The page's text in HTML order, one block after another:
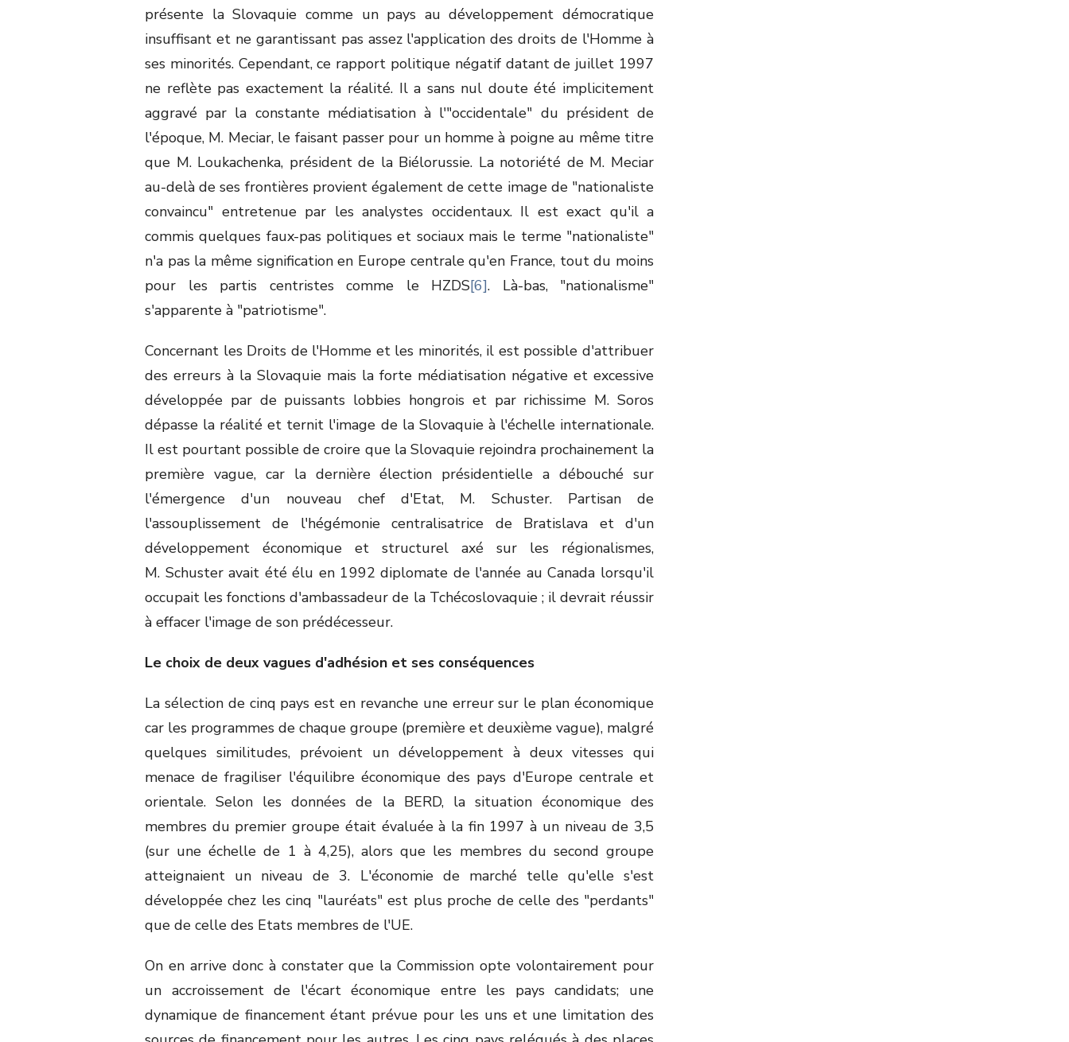
présente la Slovaquie comme un pays au développement démocratique
insuffisant et ne garantissant pas assez l'application des droits de l'Homme à
ses minorités. Cependant, ce rapport politique négatif datant de juillet 1997
ne reflète pas exactement la réalité. Il a sans nul doute été implicitement
aggravé par la constante médiatisation à l'"occidentale" du président de
l'époque, M. Meciar, le faisant passer pour un homme à poigne au même titre
que M. Loukachenka, président de la Biélorussie. La notoriété de M. Meciar
au-delà de ses frontières provient également de cette image de "nationaliste
convaincu" entretenue par les analystes occidentaux. Il est exact qu'il a
commis quelques faux-pas politiques et sociaux mais le terme "nationaliste"
n'a pas la même signification en Europe centrale qu'en France, tout du moins
pour les partis centristes comme le HZDS[6]. Là-bas, "nationalisme"
s'apparente à "patriotisme".
Concernant les Droits de l'Homme et les minorités, il est possible d'attribuer
des erreurs à la Slovaquie mais la forte médiatisation négative et excessive
développée par de puissants lobbies hongrois et par richissime M. Soros
dépasse la réalité et ternit l'image de la Slovaquie à l'échelle internationale.
Il est pourtant possible de croire que la Slovaquie rejoindra prochainement la
première vague, car la dernière élection présidentielle a débouché sur
l'émergence d'un nouveau chef d'Etat, M. Schuster. Partisan de
l'assouplissement de l'hégémonie centralisatrice de Bratislava et d'un
développement économique et structurel axé sur les régionalismes,
M. Schuster avait été élu en 1992 diplomate de l'année au Canada lorsqu'il
occupait les fonctions d'ambassadeur de la Tchécoslovaquie ; il devrait réussir
à effacer l'image de son prédécesseur.
Le choix de deux vagues d'adhésion et ses conséquences
La sélection de cinq pays est en revanche une erreur sur le plan économique
car les programmes de chaque groupe (première et deuxième vague), malgré
quelques similitudes, prévoient un développement à deux vitesses qui
menace de fragiliser l'équilibre économique des pays d'Europe centrale et
orientale. Selon les données de la BERD, la situation économique des
membres du premier groupe était évaluée à la fin 1997 à un niveau de 3,5
(sur une échelle de 1 à 4,25), alors que les membres du second groupe
atteignaient un niveau de 3. L'économie de marché telle qu'elle s'est
développée chez les cinq "lauréats" est plus proche de celle des "perdants"
que de celle des Etats membres de l'UE.
On en arrive donc à constater que la Commission opte volontairement pour
un accroissement de l'écart économique entre les pays candidats; une
dynamique de financement étant prévue pour les uns et une limitation des